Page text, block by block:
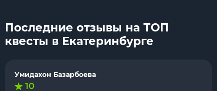
Последние отзывы на ТОП
квесты в Екатеринбурге
Умидахон Базарбоева
10